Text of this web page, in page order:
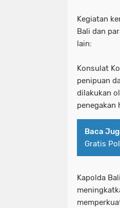
Kegiatan
Bali dan
lain:
Konsulat
penipuan
dilakukan
penegakan
Baca
Gratis
Kapolda